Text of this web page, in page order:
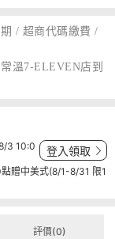
/ 超商代碼繳費 /
溫7-ELEVEN店到
3 10:0
登入領取
贈中美式(8/1-8/31 限1
評價(0)